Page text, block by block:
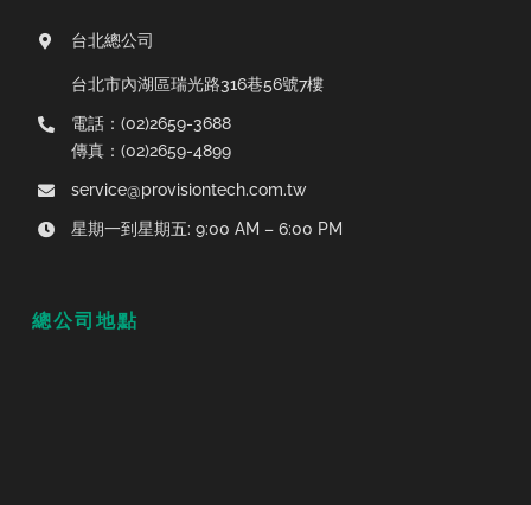
台北總公司
台北市內湖區瑞光路316巷56號7樓
電話：(02)2659-3688
傳真：(02)2659-4899
service@provisiontech.com.tw
星期一到星期五: 9:00 AM – 6:00 PM
總公司地點